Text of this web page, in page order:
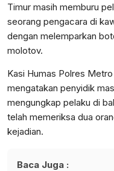
Timur masih memburu
seorang pengacara di
dengan melemparkan
molotov.
Kasi Humas Polres
mengatakan penyidik
mengungkap pelaku di
telah memeriksa dua
kejadian.
Baca Juga :